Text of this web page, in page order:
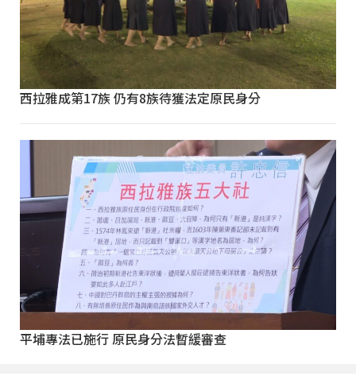
西拉雅成第17族 仍有8族待獲法定原民身分
平埔專法已施行 原民身分法暫緩審查